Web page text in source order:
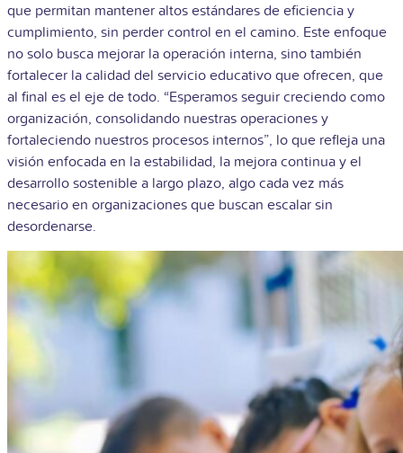
que permitan mantener altos estándares de eficiencia y
cumplimiento, sin perder control en el camino. Este enfoque
no solo busca mejorar la operación interna, sino también
fortalecer la calidad del servicio educativo que ofrecen, que
al final es el eje de todo. “Esperamos seguir creciendo como
organización, consolidando nuestras operaciones y
fortaleciendo nuestros procesos internos”, lo que refleja una
visión enfocada en la estabilidad, la mejora continua y el
desarrollo sostenible a largo plazo, algo cada vez más
necesario en organizaciones que buscan escalar sin
desordenarse.